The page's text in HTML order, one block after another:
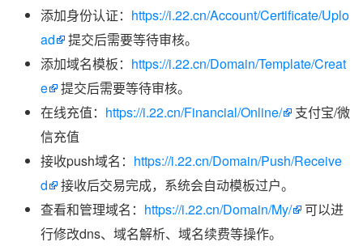
添加身份认证： https://i.22.cn/Account/Certificate/Uplo
ad
提交后需要等待审核。
添加域名模板： https://i.22.cn/Domain/Template/Creat
e
提交后需要等待审核。
在线充值： https://i.22.cn/Financial/Online/
支付宝/微
信充值
接收push域名： https://i.22.cn/Domain/Push/Receive
d
接收后交易完成，系统会自动模板过户。
查看和管理域名： https://i.22.cn/Domain/My/
可以进
行修改dns、域名解析、域名续费等操作。